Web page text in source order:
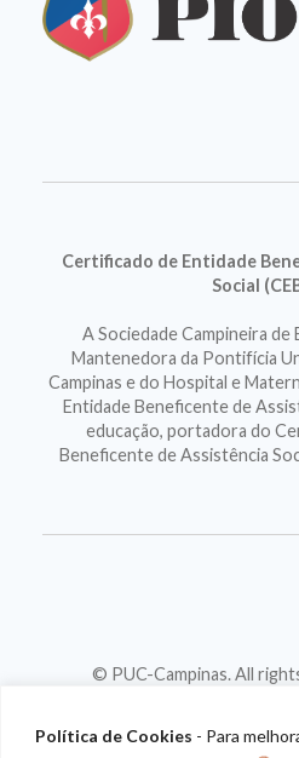
Política de Cookies - Para
Certificado de Entidade
Social
A Sociedade Campineira
Mantenedora da Pontifícia
Campinas e do Hospital e
Entidade Beneficente de
educação, portadora do
Beneficente de Assistência
© PUC-Campinas. All